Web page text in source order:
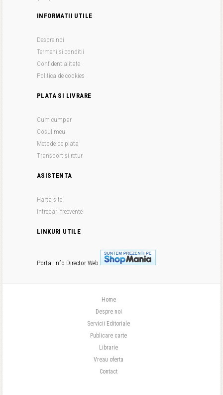
INFORMATII UTILE
Despre noi
Termeni si conditii
Confidentialitate
Politica de cookies
PLATA SI LIVRARE
Cum cumpar
Cosul meu
Metode de plata
Transport si retur
ASISTENTA
Harta site
Intrebari frecvente
LINKURI UTILE
Portal Info Director Web
Home
Despre noi
Servicii Editoriale
Publicare carte
Librarie
Vreau oferta
Contact